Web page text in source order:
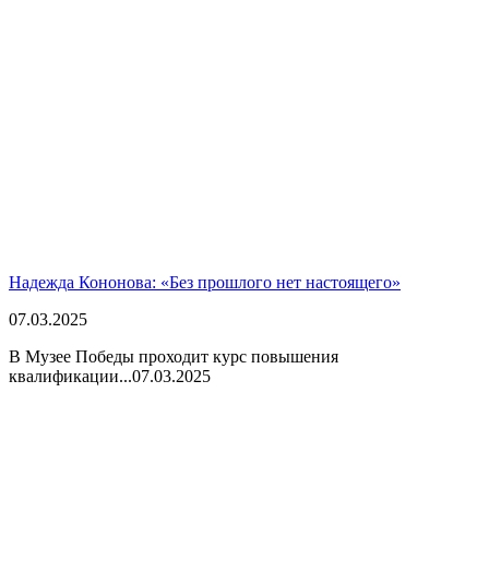
Надежда Кононова: «Без прошлого нет настоящего»
07.03.2025
В Музее Победы проходит курс повышения
квалификации...07.03.2025